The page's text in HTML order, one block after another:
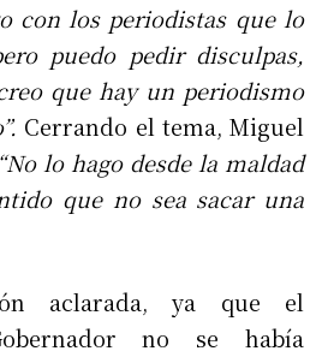
con los periodistas que lo
puedo pedir disculpas,
que hay un periodismo
Cerrando el tema, Miguel
“No lo hago desde la maldad
que no sea sacar una
aclarada, ya que el
no se había